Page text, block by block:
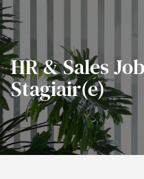
HR & Sales
Stagiair(e)